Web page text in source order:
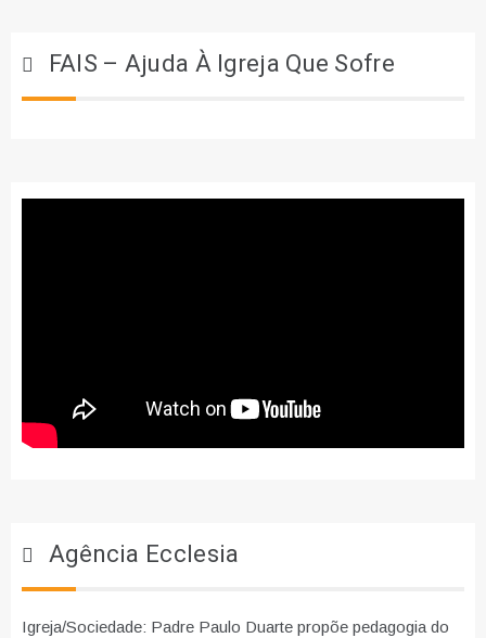
FAIS – Ajuda À Igreja Que Sofre
Agência Ecclesia
Igreja/Sociedade: Padre Paulo Duarte propõe pedagogia do